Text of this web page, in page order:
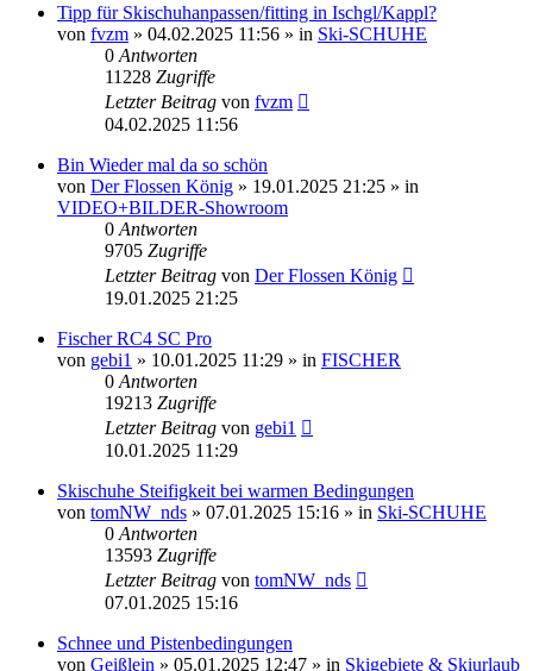
Tipp für Skischuhanpassen/fitting in Ischgl/Kappl?
von fvzm » 04.02.2025 11:56 » in Ski-SCHUHE
0 Antworten
11228 Zugriffe
Letzter Beitrag von fvzm
04.02.2025 11:56
Bin Wieder mal da so schön
von Der Flossen König » 19.01.2025 21:25 » in
VIDEO+BILDER-Showroom
0 Antworten
9705 Zugriffe
Letzter Beitrag von Der Flossen König
19.01.2025 21:25
Fischer RC4 SC Pro
von gebi1 » 10.01.2025 11:29 » in FISCHER
0 Antworten
19213 Zugriffe
Letzter Beitrag von gebi1
10.01.2025 11:29
Skischuhe Steifigkeit bei warmen Bedingungen
von tomNW_nds » 07.01.2025 15:16 » in Ski-SCHUHE
0 Antworten
13593 Zugriffe
Letzter Beitrag von tomNW_nds
07.01.2025 15:16
Schnee und Pistenbedingungen
von Geißlein » 05.01.2025 12:47 » in Skigebiete & Skiurlaub